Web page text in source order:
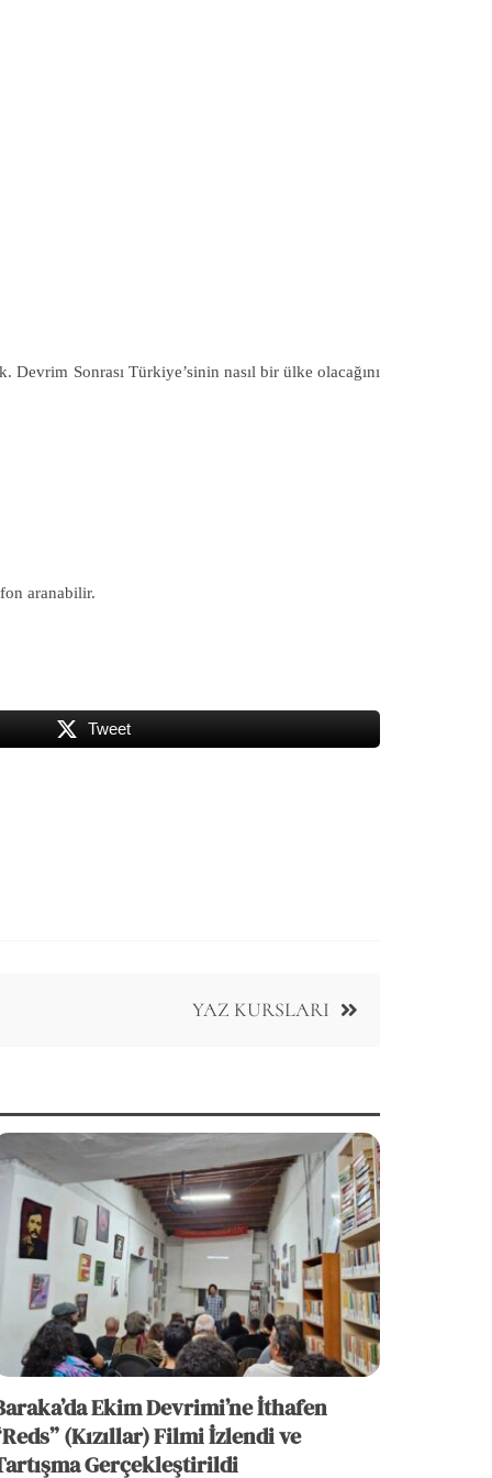
Sonrası Türkiye’sinin nasıl bir ülke olacağını
aranabilir.
Tweet
YAZ KURSLARI
Ekim Devrimi’ne İthafen
(Kızıllar) Filmi İzlendi ve
Gerçekleştirildi